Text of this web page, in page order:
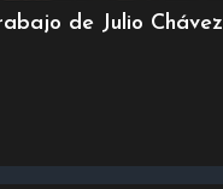
de Julio Chávez